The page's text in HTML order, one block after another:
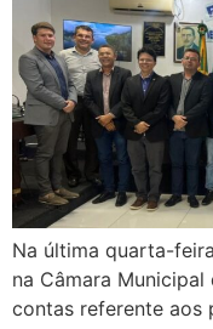
Na última quarta-
na Câmara
contas referente aos